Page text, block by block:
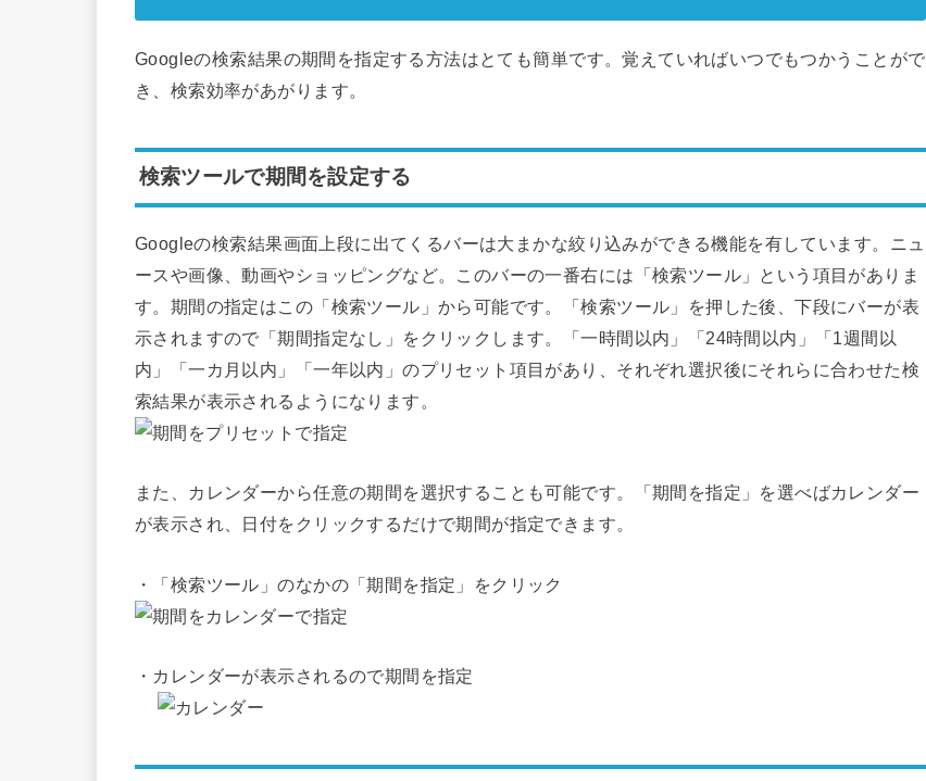
Googleの検索結果の期間を指定する方法はとても簡単です。覚えていればいつでもつかうことがで
き、検索効率があがります。
検索ツールで期間を設定する
Googleの検索結果画面上段に出てくるバーは大まかな絞り込みができる機能を有しています。ニュ
ースや画像、動画やショッピングなど。このバーの一番右には「検索ツール」という項目がありま
す。期間の指定はこの「検索ツール」から可能です。「検索ツール」を押した後、下段にバーが表
示されますので「期間指定なし」をクリックします。「一時間以内」「24時間以内」「1週間以
内」「一カ月以内」「一年以内」のプリセット項目があり、それぞれ選択後にそれらに合わせた検
索結果が表示されるようになります。
また、カレンダーから任意の期間を選択することも可能です。「期間を指定」を選べばカレンダー
が表示され、日付をクリックするだけで期間が指定できます。
・「検索ツール」のなかの「期間を指定」をクリック
・カレンダーが表示されるので期間を指定